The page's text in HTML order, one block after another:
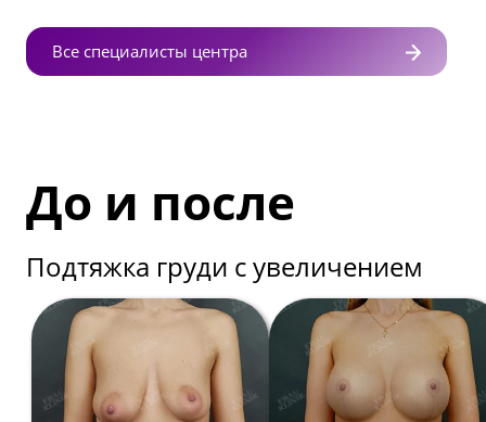
Все специалисты центра
До и после
Подтяжка груди с увеличением